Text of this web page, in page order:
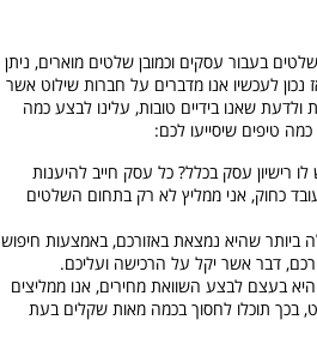
בעבור עסקים וכמובן שלטים מוארים, ניתן
לעכשיו אנו מדברים על חברות שילוט אשר
שאנו בידיים טובות, עלינו לבצע כמה
טיפים שיסייעו לכם:
רישיון עסק בכלל? כל עסק חייב להיענות
עובד כחוק, אני ממליץ לא רק בתחום השלטים
ביותר שהיא נמצאת באזורכם, באמצעות חיפוש
דבר אשר יקל על הרכישה ועליכם.
בעצם לבצע השוואת מחירים, אנו ממליצים
בתחום השילוט, בכך תוכלו לחסוך בכמה מאות שקלים בעת